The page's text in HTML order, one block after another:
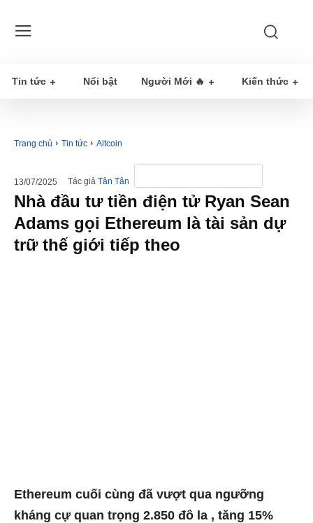
Tin tức Nổi bật Người Mới 🔥 Kiến thức
Trang chủ Tin tức Altcoin
13/07/2025 Tác giả Tân Tân
Nhà đầu tư tiền điện tử Ryan Sean
Adams gọi Ethereum là tài sản dự
trữ thế giới tiếp theo
Ethereum cuối cùng đã vượt qua ngưỡng
kháng cự quan trọng 2.850 đô la , tăng 15%